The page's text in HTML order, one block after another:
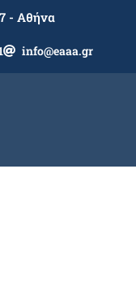
- Αθήνα
info@eaaa.gr